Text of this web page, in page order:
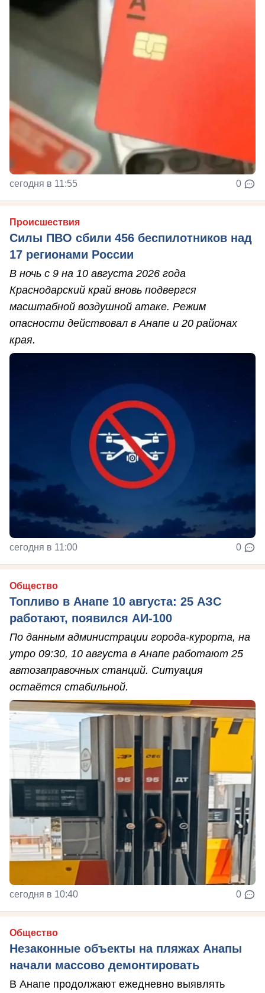
сегодня в 11:55 0
Происшествия
Силы ПВО сбили 456 беспилотников над
17 регионами России
В ночь с 9 на 10 августа 2026 года
Краснодарский край вновь подвергся
масштабной воздушной атаке. Режим
опасности действовал в Анапе и 20 районах
края.
сегодня в 11:00 0
Общество
Топливо в Анапе 10 августа: 25 АЗС
работают, появился АИ-100
По данным администрации города-курорта, на
утро 09:30, 10 августа в Анапе работают 25
автозаправочных станций. Ситуация
остаётся стабильной.
сегодня в 10:40 0
Общество
Незаконные объекты на пляжах Анапы
начали массово демонтировать
В Анапе продолжают ежедневно выявлять